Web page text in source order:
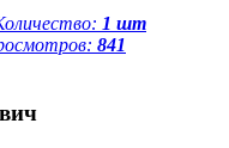
1 шт
841